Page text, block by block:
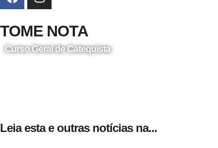
TOME NOTA
Curso Geral de Catequista
Leia esta e outras notícias na...